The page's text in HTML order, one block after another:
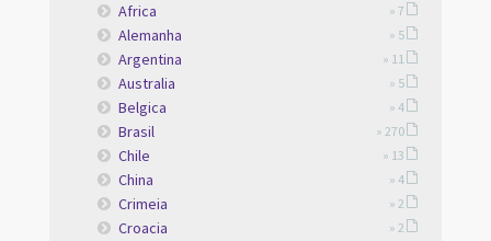
Africa » 7
Alemanha » 5
Argentina » 11
Australia » 5
Belgica » 4
Brasil » 270
Chile » 13
China » 4
Crimeia » 2
Croacia » 2